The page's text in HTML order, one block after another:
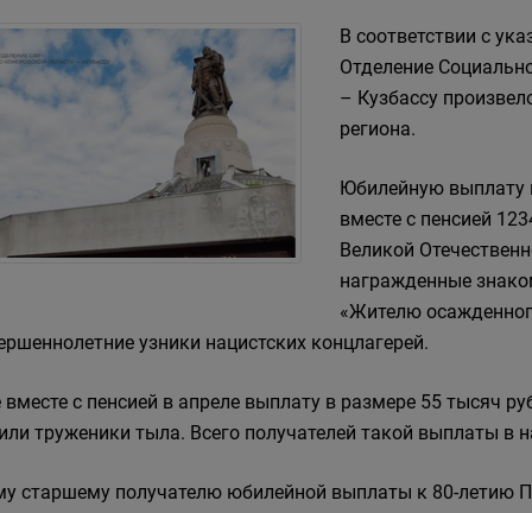
В соответствии с
Отделение
– Кузбассу
региона.
Юбилейную выплату
вместе с пенсией
Великой
награжденные
«Жителю
узники нацистских концлагерей.
с пенсией в апреле выплату в размере 55 тысяч
труженики тыла. Всего получателей такой выплаты в
старшему получателю юбилейной выплаты к 80-летию